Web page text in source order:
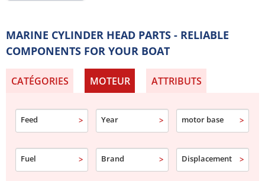
MARINE CYLINDER HEAD PARTS - RELIABLE
COMPONENTS FOR YOUR BOAT
CATÉGORIES MOTEUR
Feed Year motor base
Fuel Brand Displacement
ATTRIBUTS